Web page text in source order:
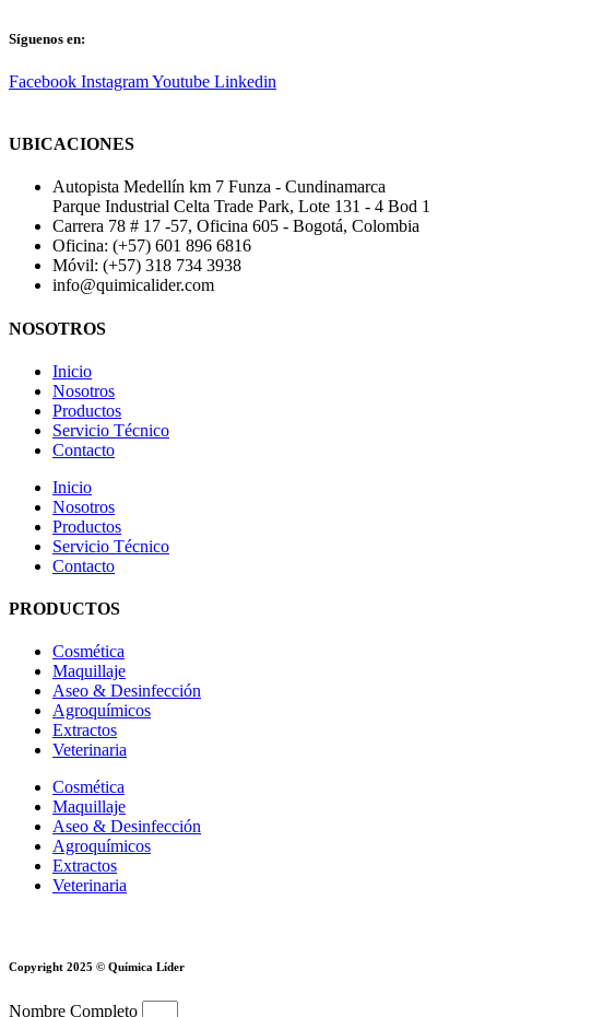
Síguenos en:
Facebook InstagramYoutube Linkedin
UBICACIONES
Autopista Medellín km 7 Funza - Cundinamarca
Parque Industrial Celta Trade Park, Lote 131 - 4 Bod 1
Carrera 78 # 17 -57, Oficina 605 - Bogotá, Colombia
Oficina: (+57) 601 896 6816
Móvil: (+57) 318 734 3938
info@quimicalider.com
NOSOTROS
Inicio
Nosotros
Productos
Servicio Técnico
Contacto
Inicio
Nosotros
Productos
Servicio Técnico
Contacto
PRODUCTOS
Cosmética
Maquillaje
Aseo & Desinfección
Agroquímicos
Extractos
Veterinaria
Cosmética
Maquillaje
Aseo & Desinfección
Agroquímicos
Extractos
Veterinaria
Copyright 2025 © Química Líder
Nombre Completo